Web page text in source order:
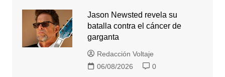
Jason Newsted revela su
batalla contra el cáncer de
garganta
Redacción Voltaje
06/08/2026
0